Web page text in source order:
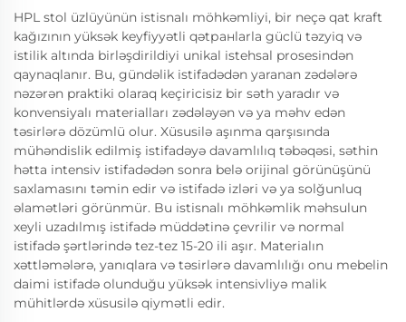
HPL stol üzlüyünün istisnalı möhkəmliyi, bir neçə qat kraft
kağızının yüksək keyfiyyətli qətранlarla güclü təzyiq və
istilik altında birləşdirildiyi unikal istehsal prosesindən
qaynaqlanır. Bu, gündəlik istifadədən yaranan zədələrə
nəzərən praktiki olaraq keçiricisiz bir səth yaradır və
konvensiyalı materialları zədələyən və ya məhv edən
təsirlərə dözümlü olur. Xüsusilə aşınma qarşısında
mühəndislik edilmiş istifadəyə davamlılıq təbəqəsi, səthin
hətta intensiv istifadədən sonra belə orijinal görünüşünü
saxlamasını təmin edir və istifadə izləri və ya solğunluq
əlamətləri görünmür. Bu istisnalı möhkəmlik məhsulun
xeyli uzadılmış istifadə müddətinə çevrilir və normal
istifadə şərtlərində tez-tez 15-20 ili aşır. Materialın
xəttləmələrə, yanıqlara və təsirlərə davamlılığı onu mebelin
daimi istifadə olunduğu yüksək intensivliyə malik
mühitlərdə xüsusilə qiymətli edir.